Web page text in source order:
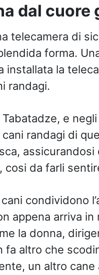
dal cuore
telecamera di
forma.
installata la
randagi.
e
randagi di
cosi da farli
condividono
appena arriva
la donna,
fa altro che
un altro